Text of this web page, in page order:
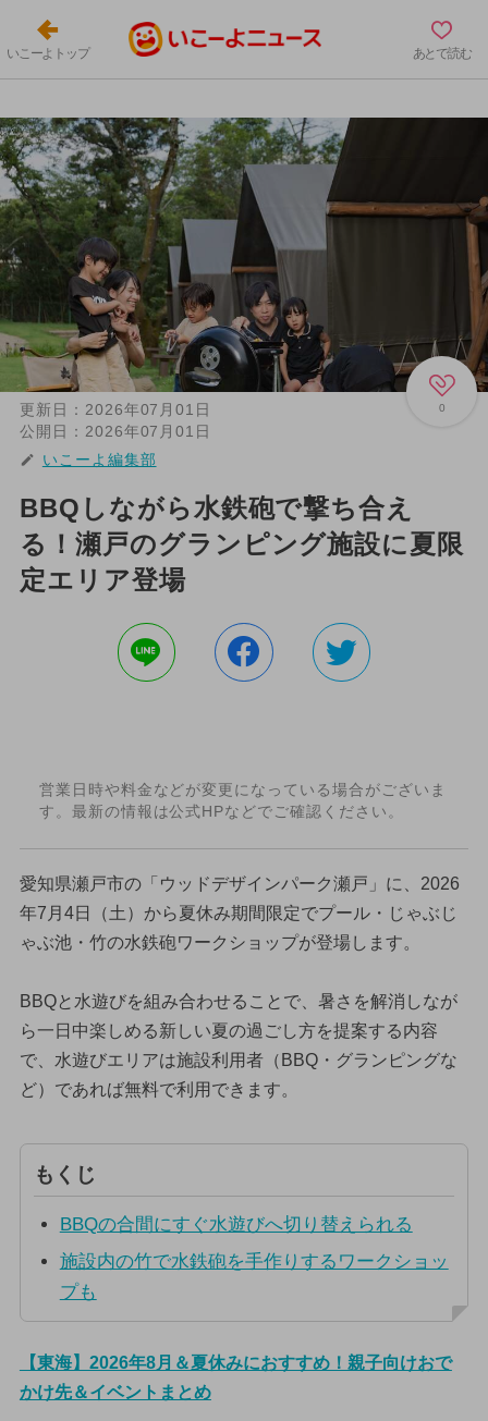
いこーよトップ あとで読む
0
更新日： 2026年07月01日
公開日： 2026年07月01日
いこーよ編集部
BBQしながら水鉄砲で撃ち合え
る！瀬戸のグランピング施設に夏限
定エリア登場
営業日時や料金などが変更になっている場合がございま
す。最新の情報は公式HPなどでご確認ください。
愛知県瀬戸市の「ウッドデザインパーク瀬戸」に、2026
年7月4日（土）から夏休み期間限定でプール・じゃぶじ
ゃぶ池・竹の水鉄砲ワークショップが登場します。
BBQと水遊びを組み合わせることで、暑さを解消しなが
ら一日中楽しめる新しい夏の過ごし方を提案する内容
で、水遊びエリアは施設利用者（BBQ・グランピングな
ど）であれば無料で利用できます。
もくじ
BBQの合間にすぐ水遊びへ切り替えられる
施設内の竹で水鉄砲を手作りするワークショッ
プも
【東海】2026年8月＆夏休みにおすすめ！親子向けおで
かけ先＆イベントまとめ